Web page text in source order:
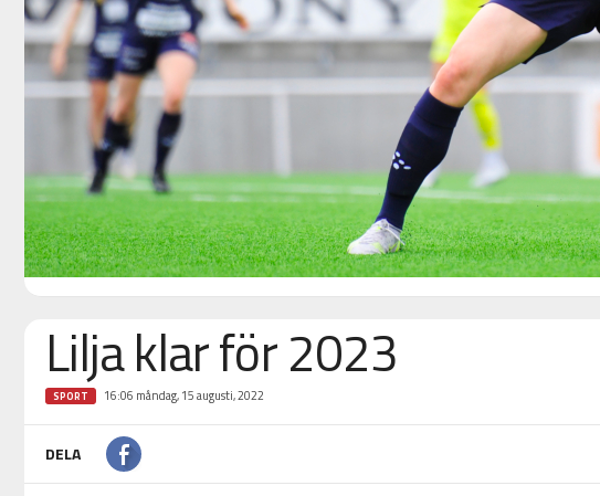
Lilja klar för 2023
SPORT 16:06 måndag, 15 augusti, 2022
DELA